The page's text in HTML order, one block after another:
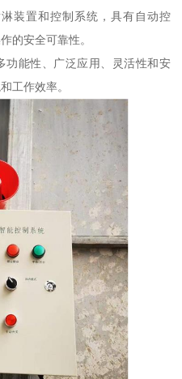
装置和控制系统，具有自动控
的安全可靠性。
功能性、广泛应用、灵活性和安
工作效率。